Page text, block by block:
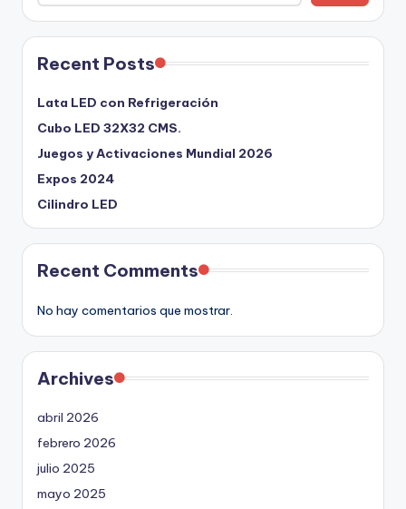
Recent Posts
Lata LED con Refrigeración
Cubo LED 32X32 CMS.
Juegos y Activaciones Mundial 2026
Expos 2024
Cilindro LED
Recent Comments
No hay comentarios que mostrar.
Archives
abril 2026
febrero 2026
julio 2025
mayo 2025